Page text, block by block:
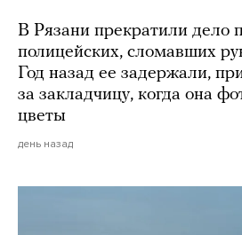
В Рязани прекратили дело
полицейских, сломавших
Год назад ее задержали,
за закладчицу, когда она
цветы
день назад